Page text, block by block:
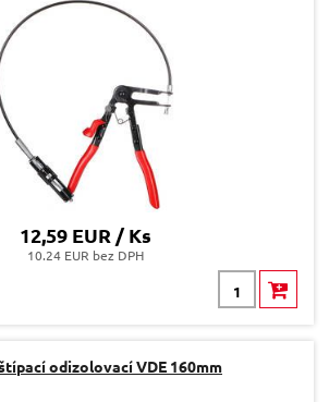
12,59 EUR / Ks
10.24 EUR bez DPH
odizolovací VDE 160mm